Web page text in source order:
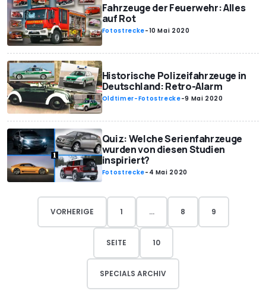
Fahrzeuge der Feuerwehr: Alles
auf Rot
Fotostrecke-10 Mai 2020
Historische Polizeifahrzeuge in
Deutschland: Retro-Alarm
Oldtimer-Fotostrecke-9 Mai 2020
Quiz: Welche Serienfahrzeuge
wurden von diesen Studien
inspiriert?
Fotostrecke- 4 Mai 2020
VORHERIGE 1 ... 8 9
SEITE 10
SPECIALS ARCHIV